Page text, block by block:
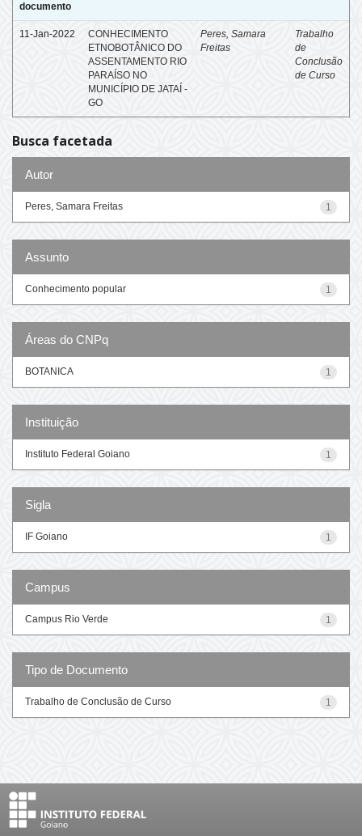
documento
11-Jan-2022
CONHECIMENTO
ETNOBOTÂNICO DO
ASSENTAMENTO RIO
PARAÍSO NO
MUNICÍPIO DE JATAÍ -
GO
Peres, Samara
Freitas
Trabalho
de
Conclusão
de Curso
Busca facetada
Autor
1
Peres, Samara Freitas
Assunto
1
Conhecimento popular
Áreas do CNPq
1
BOTANICA
Instituição
1
Instituto Federal Goiano
Sigla
1
IF Goiano
Campus
1
Campus Rio Verde
Tipo de Documento
1
Trabalho de Conclusão de Curso